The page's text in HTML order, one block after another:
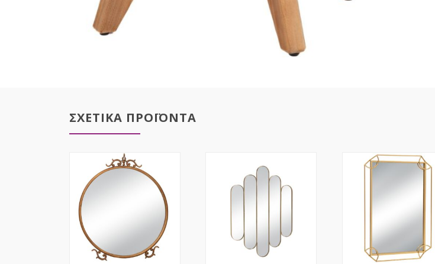
ΣΧΕΤΙΚΑ ΠΡΟΪΟΝΤΑ